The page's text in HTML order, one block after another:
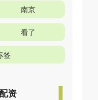
南京
看了
签
资